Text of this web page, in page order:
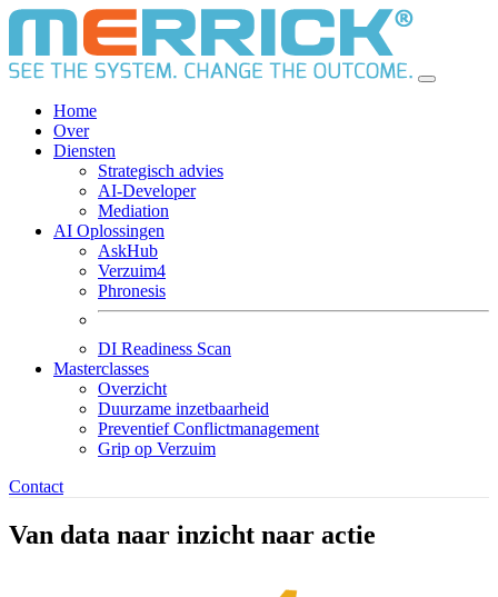
Home
Over
Diensten
Strategisch advies
AI-Developer
Mediation
AI Oplossingen
AskHub
Verzuim4
Phronesis
DI Readiness Scan
Masterclasses
Overzicht
Duurzame inzetbaarheid
Preventief Conflictmanagement
Grip op Verzuim
Contact
Van data naar inzicht naar actie